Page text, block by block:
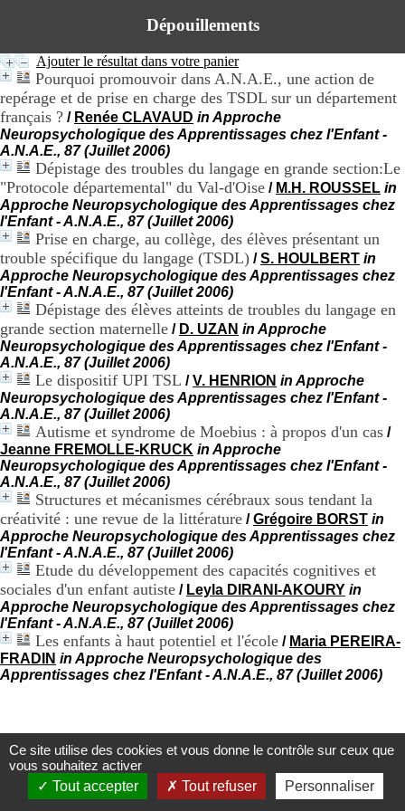
Dépouillements
Ajouter le résultat dans votre panier
Pourquoi promouvoir dans A.N.A.E., une action de
repérage et de prise en charge des TSDL sur un département
français ? / Renée CLAVAUD in Approche
Neuropsychologique des Apprentissages chez l'Enfant -
A.N.A.E., 87 (Juillet 2006)
Dépistage des troubles du langage en grande section:Le
"Protocole départemental" du Val-d'Oise / M.H. ROUSSEL in
Approche Neuropsychologique des Apprentissages chez
l'Enfant - A.N.A.E., 87 (Juillet 2006)
Prise en charge, au collège, des élèves présentant un
trouble spécifique du langage (TSDL) /S. HOULBERT in
Approche Neuropsychologique des Apprentissages chez
l'Enfant - A.N.A.E., 87 (Juillet 2006)
Dépistage des élèves atteints de troubles du langage en
grande section maternelle / D. UZAN in Approche
Neuropsychologique des Apprentissages chez l'Enfant -
A.N.A.E., 87 (Juillet 2006)
Le dispositif UPI TSL /V. HENRION in Approche
Neuropsychologique des Apprentissages chez l'Enfant -
A.N.A.E., 87 (Juillet 2006)
Autisme et syndrome de Moebius : à propos d'un cas /
Jeanne FREMOLLE-KRUCK in Approche
Neuropsychologique des Apprentissages chez l'Enfant -
A.N.A.E., 87 (Juillet 2006)
Structures et mécanismes cérébraux sous tendant la
créativité : une revue de la littérature /Grégoire BORST in
Approche Neuropsychologique des Apprentissages chez
l'Enfant - A.N.A.E., 87 (Juillet 2006)
Etude du développement des capacités cognitives et
sociales d'un enfant autiste / Leyla DIRANI-AKOURY in
Approche Neuropsychologique des Apprentissages chez
l'Enfant - A.N.A.E., 87 (Juillet 2006)
Les enfants à haut potentiel et l'école / Maria PEREIRA-
FRADIN in Approche Neuropsychologique des
Apprentissages chez l'Enfant - A.N.A.E., 87 (Juillet 2006)
Centre d'Information et de Documentation
du CRA Rhône-Alpes
p
i
a
l
i
e
r
l
e
V
n
a
t
i
e
r
,
b
â
t
.
2
1
1
9
5
B
d
i
n
e
l
F
-
6
7
B
R
Ce site utilise des cookies et vous donne le contrôle sur ceux que
vous souhaitez activer
Tout accepter
Tout refuser Personnaliser